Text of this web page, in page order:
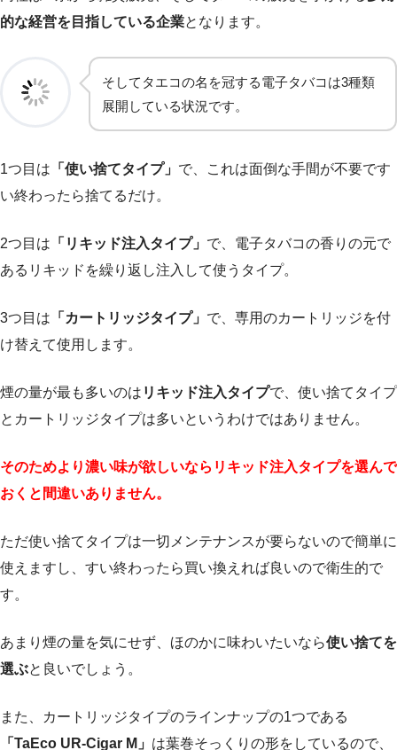
的な経営を目指している企業となります。
そしてタエコの名を冠する電子タバコは3種類
展開している状況です。
1つ目は 「使い捨てタイプ」 で、これは面倒な手間が不要です
い終わったら捨てるだけ。
2つ目は 「リキッド注入タイプ」 で、電子タバコの香りの元で
あるリキッドを繰り返し注入して使うタイプ。
3つ目は 「カートリッジタイプ」 で、専用のカートリッジを付
け替えて使用します。
煙の量が最も多いのは リキッド注入タイプで、使い捨てタイプ
とカートリッジタイプは多いというわけではありません。
そのためより濃い味が欲しいならリキッド注入タイプを選んで
おくと間違いありません。
ただ使い捨てタイプは一切メンテナンスが要らないので簡単に
使えますし、すい終わったら買い換えれば良いので衛生的で
す。
あまり煙の量を気にせず、ほのかに味わいたいなら使い捨てを
選ぶと良いでしょう。
また、カートリッジタイプのラインナップの1つである
「TaEco UR-Cigar M」 は葉巻そっくりの形をしているので、